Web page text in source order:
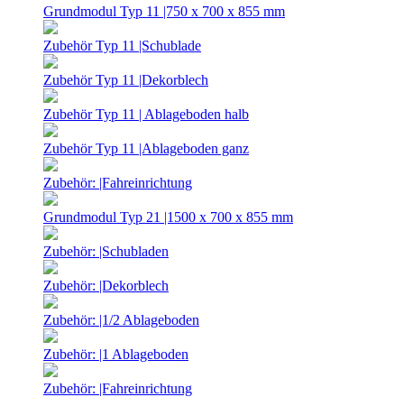
Grundmodul Typ 11 |750 x 700 x 855 mm
Zubehör Typ 11 |Schublade
Zubehör Typ 11 |Dekorblech
Zubehör Typ 11 | Ablageboden halb
Zubehör Typ 11 |Ablageboden ganz
Zubehör: |Fahreinrichtung
Grundmodul Typ 21 |1500 x 700 x 855 mm
Zubehör: |Schubladen
Zubehör: |Dekorblech
Zubehör: |1/2 Ablageboden
Zubehör: |1 Ablageboden
Zubehör: |Fahreinrichtung